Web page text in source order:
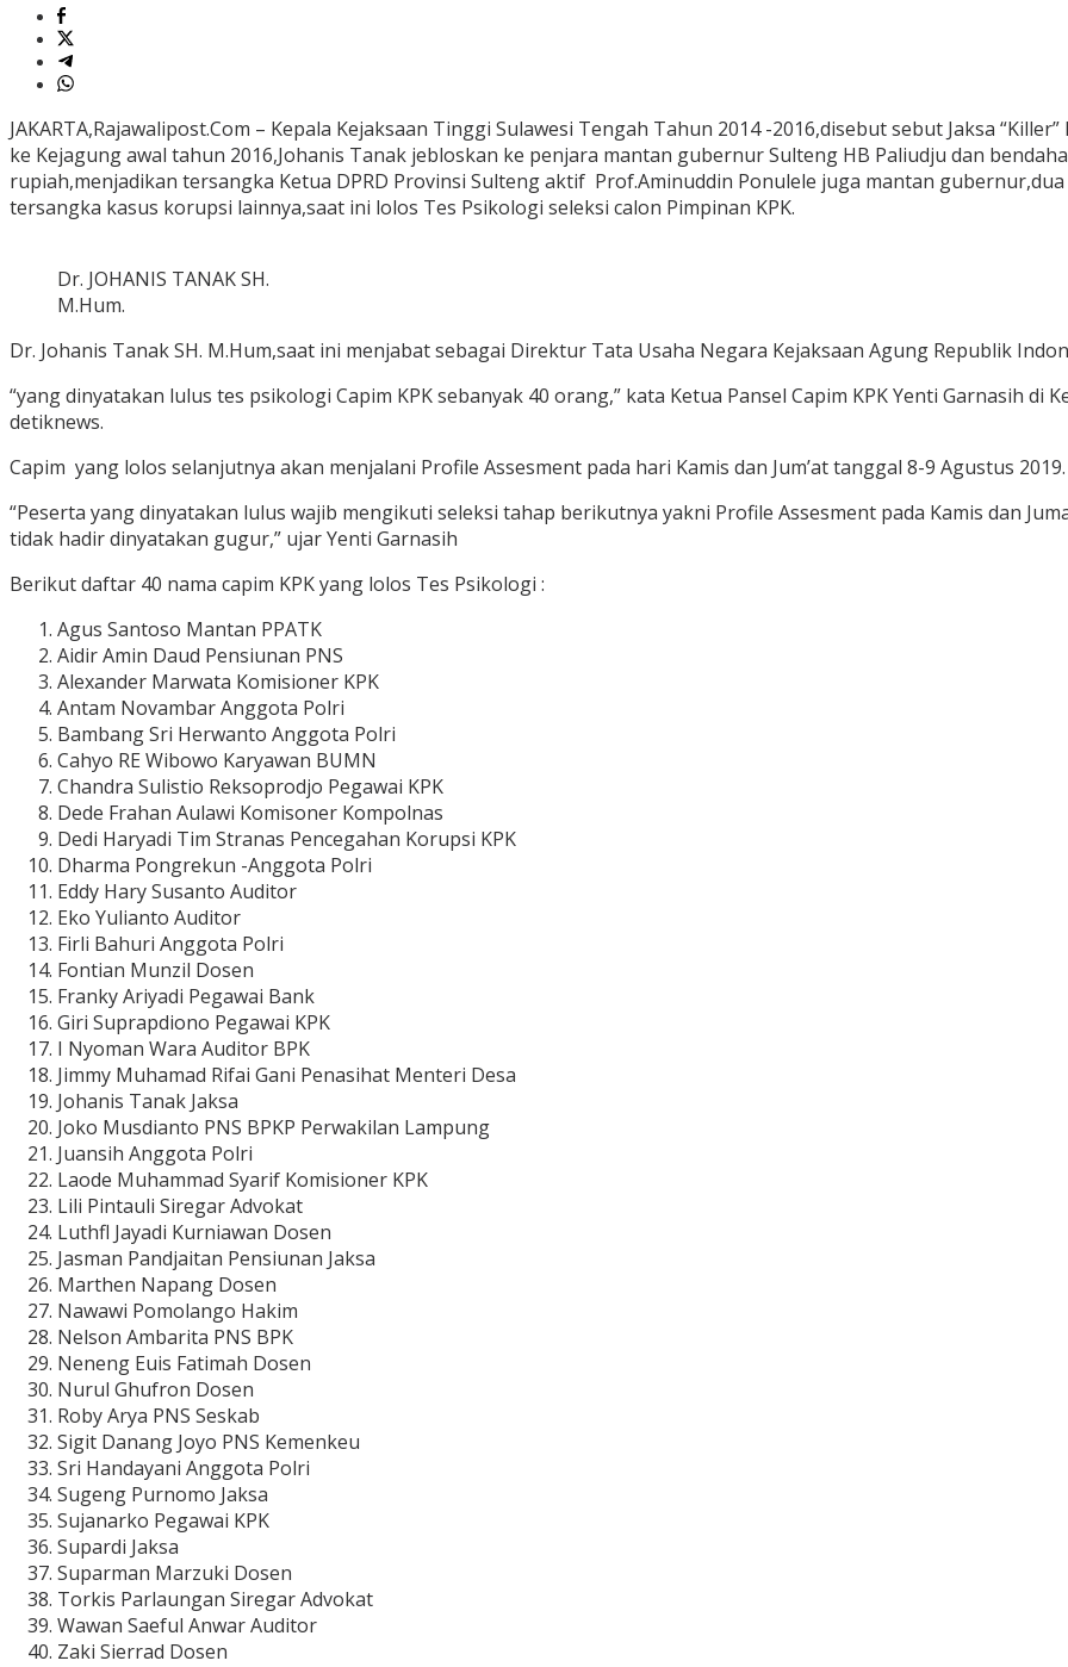
JAKARTA,Rajawalipost.Com – Kepala Kejaksaan Tinggi Sulawesi Tengah Tahun 2014 -2016,disebut sebut Jaksa
ke Kejagung awal tahun 2016,Johanis Tanak jebloskan ke penjara mantan gubernur Sulteng HB Paliudju dan
rupiah,menjadikan tersangka Ketua DPRD Provinsi Sulteng aktif Prof.Aminuddin Ponulele juga mantan
tersangka kasus korupsi lainnya,saat ini lolos Tes Psikologi seleksi calon Pimpinan KPK.
Dr. JOHANIS TANAK SH.
M.Hum.
Dr. Johanis Tanak SH. M.Hum,saat ini menjabat sebagai Direktur Tata Usaha Negara Kejaksaan Agung Republik
“yang dinyatakan lulus tes psikologi Capim KPK sebanyak 40 orang,” kata Ketua Pansel Capim KPK Yenti Garnasih di
detiknews.
Capim yang lolos selanjutnya akan menjalani Profile Assesment pada hari Kamis dan Jum’at tanggal 8-9 Agustus 2019.
“Peserta yang dinyatakan lulus wajib mengikuti seleksi tahap berikutnya yakni Profile Assesment pada Kamis dan
tidak hadir dinyatakan gugur,” ujar Yenti Garnasih
Berikut daftar 40 nama capim KPK yang lolos Tes Psikologi :
Agus Santoso Mantan PPATK
Aidir Amin Daud Pensiunan PNS
Alexander Marwata Komisioner KPK
Antam Novambar Anggota Polri
Bambang Sri Herwanto Anggota Polri
Cahyo RE Wibowo Karyawan BUMN
Chandra Sulistio Reksoprodjo Pegawai KPK
Dede Frahan Aulawi Komisoner Kompolnas
Dedi Haryadi Tim Stranas Pencegahan Korupsi KPK
Dharma Pongrekun -Anggota Polri
Eddy Hary Susanto Auditor
Eko Yulianto Auditor
Firli Bahuri Anggota Polri
Fontian Munzil Dosen
Franky Ariyadi Pegawai Bank
Giri Suprapdiono Pegawai KPK
I Nyoman Wara Auditor BPK
Jimmy Muhamad Rifai Gani Penasihat Menteri Desa
Johanis Tanak Jaksa
Joko Musdianto PNS BPKP Perwakilan Lampung
Juansih Anggota Polri
Laode Muhammad Syarif Komisioner KPK
Lili Pintauli Siregar Advokat
Luthfl Jayadi Kurniawan Dosen
Jasman Pandjaitan Pensiunan Jaksa
Marthen Napang Dosen
Nawawi Pomolango Hakim
Nelson Ambarita PNS BPK
Neneng Euis Fatimah Dosen
Nurul Ghufron Dosen
Roby Arya PNS Seskab
Sigit Danang Joyo PNS Kemenkeu
Sri Handayani Anggota Polri
Sugeng Purnomo Jaksa
Sujanarko Pegawai KPK
Supardi Jaksa
Suparman Marzuki Dosen
Torkis Parlaungan Siregar Advokat
Wawan Saeful Anwar Auditor
Zaki Sierrad Dosen